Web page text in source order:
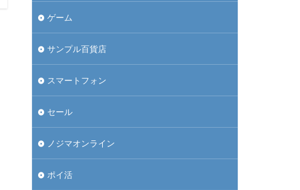
ゲーム
サンプル百貨店
スマートフォン
セール
ノジマオンライン
ポイ活